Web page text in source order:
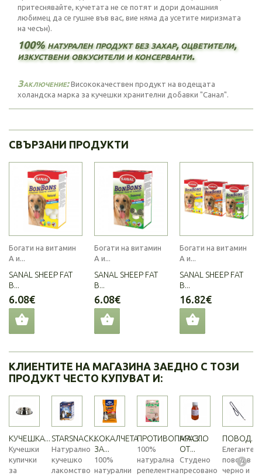
притеснявайте, кучетата не се потят и дори домашния
любимец да се гушне във вас, вие няма да усетите миризмата
на чесън).
100% натурален продукт без захар, оцветители,
изкуствени овкусители и консерванти.
Заключение:Висококачествен продукт на водещата
холандска марка за кучешки хранителни добавки "Санал".
СВЪРЗАНИ ПРОДУКТИ
Богати на витамин
A и...
SANAL SHEEP FAT
B...
6.08€
Богати на витамин
A и...
SANAL SHEEP FAT
B...
6.08€
Богати на витамин
A и...
SANAL SHEEP FAT
B...
16.82€
КЛИЕНТИТЕ НА МАГАЗИНА ЗАЕДНО С ТОЗИ
ПРОДУКТ ЧЕСТО КУПУВАТ И:
КУЧЕШКА...
Кучешки
купички
за
STARSNACK...
Натурално
кучешко
лакомство
КОКАЛЧЕТА
ЗА...
100%
натурални
ПРОТИВОПАРАЗ...
100%
натурална
репелентна
МАСЛО
ОТ...
Студено
пресовано
ПОВОД...
Елегантен
повод в
черно и